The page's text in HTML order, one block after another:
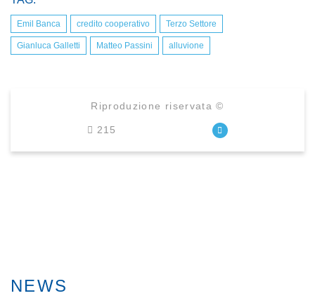
Emil Banca credito cooperativo Terzo Settore
Gianluca Galletti Matteo Passini alluvione
Riproduzione riservata ©
215
NEWS